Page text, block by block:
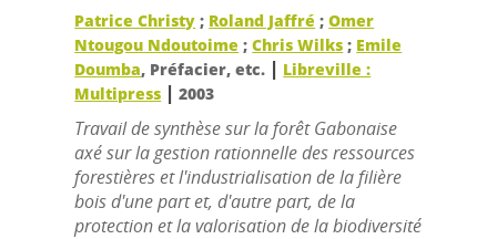
Patrice Christy ; Roland Jaffré ;Omer
Ntougou Ndoutoime ;Chris Wilks ; Emile
Doumba, Préfacier, etc. | Libreville :
Multipress |2003
Travail de synthèse sur la forêt Gabonaise
axé sur la gestion rationnelle des ressources
forestières et l'industrialisation de la filière
bois d'une part et, d'autre part, de la
protection et la valorisation de la biodiversité